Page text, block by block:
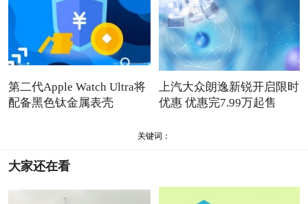
第二代Apple Watch Ultra将
配备黑色钛金属表壳
上汽大众朗逸新锐开启限时
优惠 优惠完7.99万起售
关键词：
大家还在看